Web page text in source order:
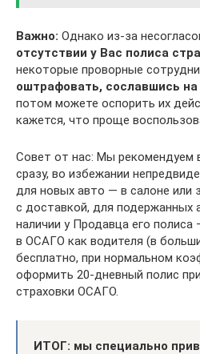
Важно: Однако из-за
отсутствии у Вас полиса
некоторые проворные
оштрафовать, сославшись
потом можете оспорить их
кажется, что проще
Совет от нас: Мы рекомендуем
сразу, во избежании
для новых авто — в салоне или
с доставкой, для подержанных
наличии у Продавца его
в ОСАГО как водителя (в
бесплатно, при нормальном
оформить 20-дневный полис
страховки ОСАГО.
ИТОГ: мы специально